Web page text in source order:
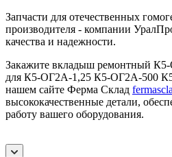
Запчасти для отечественных
производителя - компании
качества и надежности.
Закажите вкладыш ремонтный
для К5-ОГ2А-1,25 К5-ОГ2А-500
нашем сайте Ферма Склад
высококачественные детали,
работу вашего оборудования.